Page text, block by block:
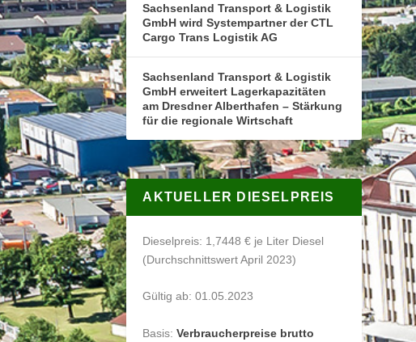
Sachsenland Transport & Logistik
GmbH wird Systempartner der CTL
Cargo Trans Logistik AG
Sachsenland Transport & Logistik
GmbH erweitert Lagerkapazitäten
am Dresdner Alberthafen – Stärkung
für die regionale Wirtschaft
AKTUELLER DIESELPREIS
Dieselpreis: 1,7448 € je Liter Diesel
(Durchschnittswert April 2023)
Gültig ab: 01.05.2023
Basis:Verbraucherpreise brutto